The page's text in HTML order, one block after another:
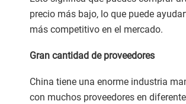
precio más bajo, lo que puede
más competitivo en el mercado.
Gran cantidad de proveedores
China tiene una enorme industria
con muchos proveedores en